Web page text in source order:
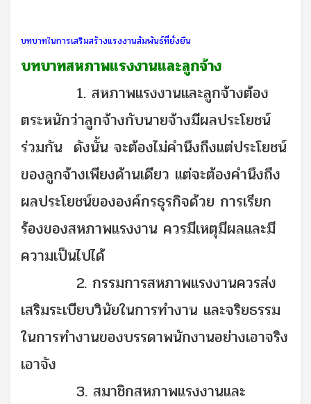
บทบาทในการเสริมสร้างแรงงานสัมพันธ์ที่ยั่งยืน
บทบาทสหภาพแรงงานและลูกจ้าง
1. สหภาพแรงงานและลูกจ้างต้อง
ตระหนักว่าลูกจ้างกับนายจ้างมีผลประโยชน์
ร่วมกัน ดังนั้น จะต้องไม่คำนึงถึงแต่ประโยชน์
ของลูกจ้างเพียงด้านเดียว แต่จะต้องคำนึงถึง
ผลประโยชน์ขององค์กรธุรกิจด้วย การเรียก
ร้องของสหภาพแรงงาน ควรมีเหตุมีผลและมี
ความเป็นไปได้
2. กรรมการสหภาพแรงงานควรส่ง
เสริมระเบียบวินัยในการทำงาน และจริยธรรม
ในการทำงานของบรรดาพนักงานอย่างเอาจริง
เอาจัง
3. สมาชิกสหภาพแรงงานและ